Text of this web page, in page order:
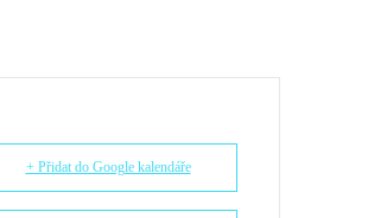
+ Přidat do Google kalendáře